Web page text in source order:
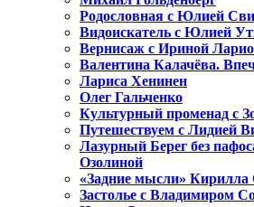
Родословная с Юлией
Видоискатель с Юлией
Вернисаж с Ириной
Валентина Калачёва.
Лариса Хенинен
Олег Гальченко
Культурный променад с
Путешествуем с Лидией
Лазурный Берег без
Озолиной
«Задние мысли»
Застолье с Владимиром